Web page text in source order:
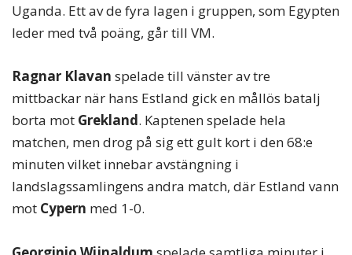
Uganda. Ett av de fyra lagen i gruppen, som Egypten
leder med två poäng, går till VM.
Ragnar Klavan spelade till vänster av tre
mittbackar när hans Estland gick en mållös batalj
borta mot Grekland. Kaptenen spelade hela
matchen, men drog på sig ett gult kort i den 68:e
minuten vilket innebar avstängning i
landslagssamlingens andra match, där Estland vann
mot Cypern med 1-0.